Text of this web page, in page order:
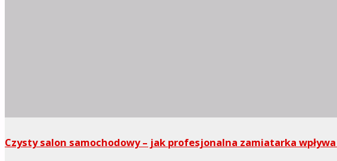
Czysty salon samochodowy – jak profesjonalna zamiatarka